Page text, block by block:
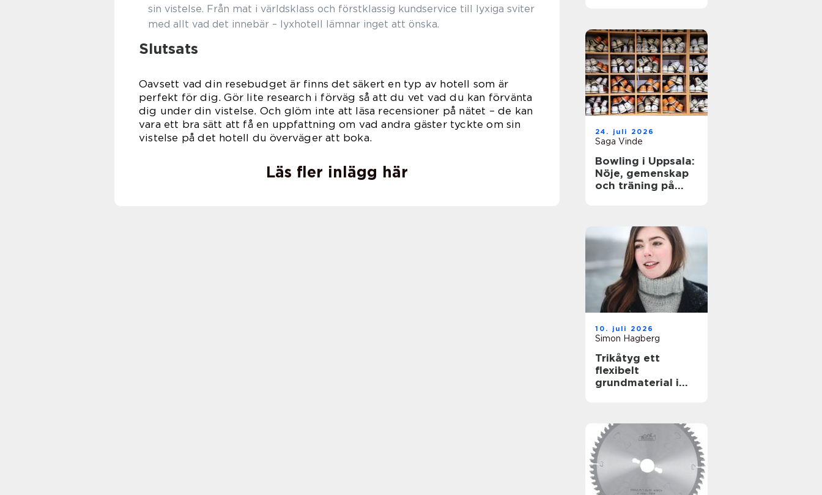
sin vistelse. Från mat i världsklass och förstklassig kundservice till lyxiga sviter
med allt vad det innebär – lyxhotell lämnar inget att önska.
Slutsats
Oavsett vad din resebudget är finns det säkert en typ av hotell som är
perfekt för dig. Gör lite research i förväg så att du vet vad du kan förvänta
dig under din vistelse. Och glöm inte att läsa recensioner på nätet – de kan
vara ett bra sätt att få en uppfattning om vad andra gäster tyckte om sin
vistelse på det hotell du överväger att boka.
Läs fler inlägg här
24. juli 2026
Saga Vinde
Bowling i Uppsala:
Nöje, gemenskap
och träning på
10. juli 2026
Simon Hagberg
Trikåtyg ett
flexibelt
grundmaterial i